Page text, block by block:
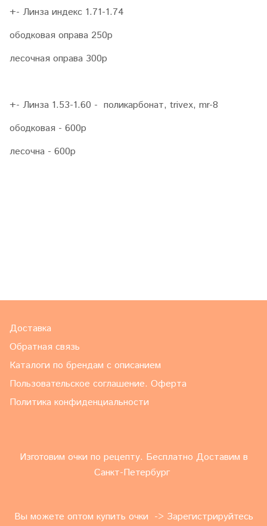
+- Линза индекс 1.71-1.74
ободковая оправа 250р
лесочная оправа 300р
+- Линза 1.53-1.60 - поликарбонат, trivex, mr-8
ободковая - 600р
лесочна - 600р
Доставка
Обратная связь
Каталоги по брендам с описанием
Пользовательское соглашение. Оферта
Политика конфиденциальности
Изготовим очки по рецепту. Бесплатно Доставим в
Санкт-Петербург
Вы можете оптом купить очки -> Зарегистрируйтесь